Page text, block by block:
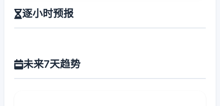
逐小时预报
未来7天趋势